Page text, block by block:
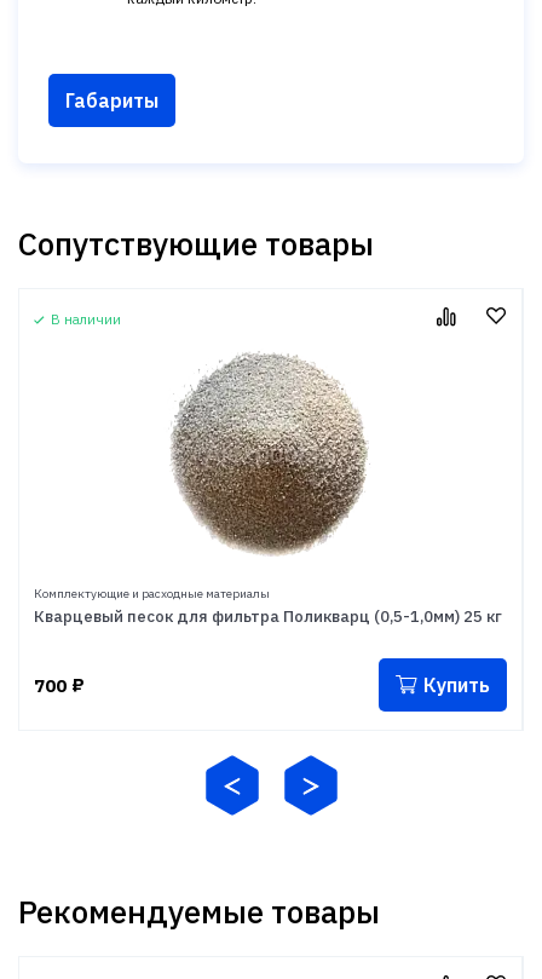
Габариты
Сопутствующие товары
В наличии
Комплектующие и расходные материалы
Кварцевый песок для фильтра Поликварц (0,5-1,0мм) 25 кг
700 ₽ Купить
Рекомендуемые товары